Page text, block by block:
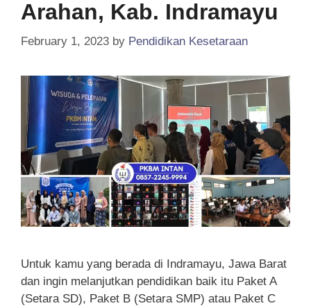
Arahan, Kab. Indramayu
February 1, 2023 by Pendidikan Kesetaraan
Untuk kamu yang berada di Indramayu, Jawa Barat
dan ingin melanjutkan pendidikan baik itu Paket A
(Setara SD), Paket B (Setara SMP) atau Paket C